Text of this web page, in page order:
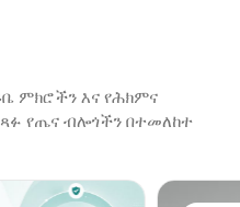
ምክሮችን እና የሕክምና
የጤና ብሎጎችን በተመለከተ